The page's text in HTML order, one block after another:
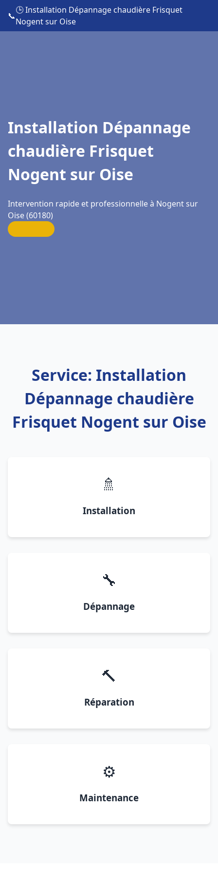
📞
🕒 Installation Dépannage chaudière Frisquet
Nogent sur Oise
Installation Dépannage
chaudière Frisquet
Nogent sur Oise
Intervention rapide et professionnelle à Nogent sur
Oise (60180)
Service: Installation
Dépannage chaudière
Frisquet Nogent sur Oise
🚿
Installation
🔧
Dépannage
🔨
Réparation
⚙️
Maintenance